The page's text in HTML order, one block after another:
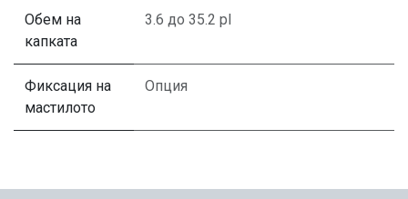
Обем на
капката
3.6 до 35.2 pl
Фиксация на
мастилото
Опция